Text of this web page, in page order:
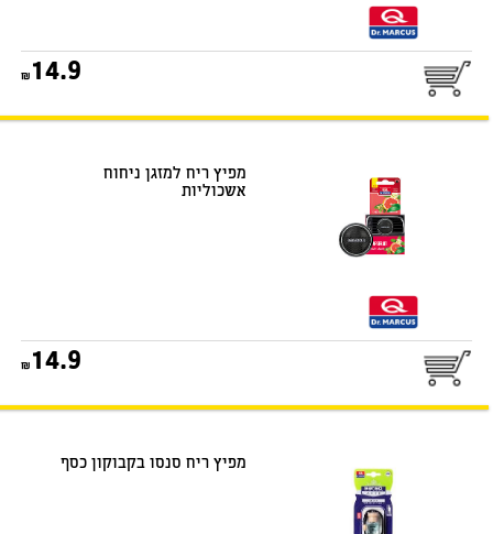
25
14.9
מפיץ ריח למזגן ניחוח
אשכוליות
25
14.9
מפיץ ריח סנסו בקבוקון כסף